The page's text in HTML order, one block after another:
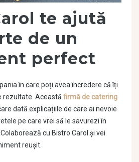
te ajută
de un
perfect
în care poți avea încredere că îți
rezultate. Această firmă de catering
dată explicațiile de care ai nevoie
pe care vrei să le savurezi în
cu Bistro Carol și vei
reușit.